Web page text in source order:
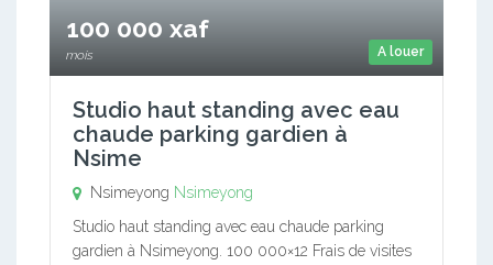
A louer
100 000 xaf
mois
Studio haut standing avec eau
chaude parking gardien à
Nsime
Nsimeyong Nsimeyong
Studio haut standing avec eau chaude parking
gardien à Nsimeyong. 100 000×12 Frais de visites